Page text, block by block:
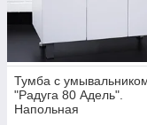
Тумба с
"Радуга 80 Адель".
Напольная